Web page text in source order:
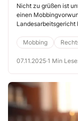
Nicht zu grüßen ist
einen
Landesarbeitsgericht
Mobbing
07.11.2025·1 Min